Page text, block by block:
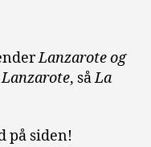
Lanzarote og
Lanzarote, såLa
på siden!